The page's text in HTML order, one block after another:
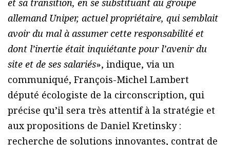
et sa transition, en se substituant au groupe
allemand Uniper, actuel propriétaire, qui semblait
avoir du mal à assumer cette responsabilité et
dont l’inertie était inquiétante pour l’avenir du
site et de ses salariés», indique, via un
communiqué, François-Michel Lambert
député écologiste de la circonscription, qui
précise qu’il sera très attentif à la stratégie et
aux propositions de Daniel Kretinsky :
recherche de solutions innovantes, contrat de